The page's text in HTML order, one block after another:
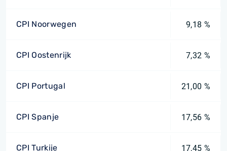
CPI Noorwegen 9,18 %
CPI Oostenrijk 7,32 %
CPI Portugal 21,00 %
CPI Spanje 17,56 %
CPI Turkije 17,45 %